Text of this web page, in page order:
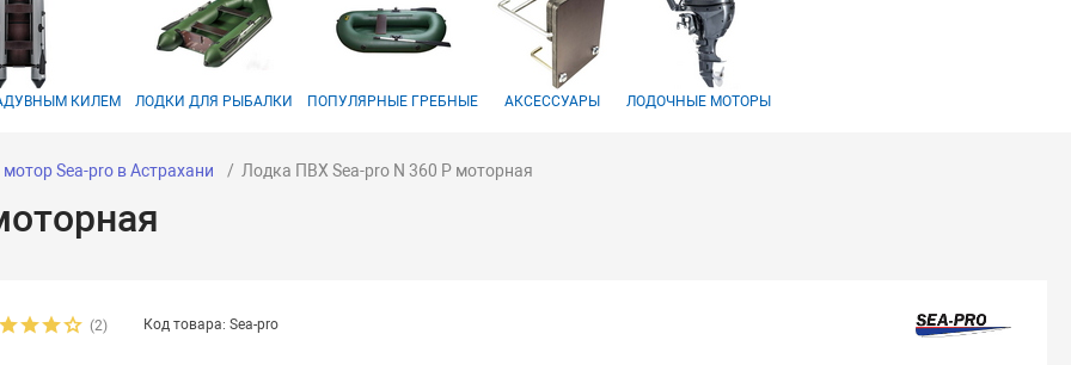
КИЛЕМ ЛОДКИ ДЛЯ РЫБАЛКИ ПОПУЛЯРНЫЕ ГРЕБНЫЕ АКСЕССУАРЫ ЛОДОЧНЫЕ МОТОРЫ
Sea-pro в Астрахани Лодка ПВХ Sea-pro N 360 P моторная
(2) Код товара: Sea-pro